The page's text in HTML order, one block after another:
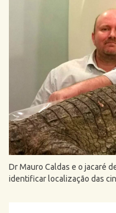
Dr Mauro Caldas e o jacaré
identificar localização das